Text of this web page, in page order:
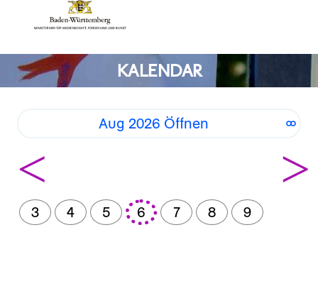
KALENDAR
Aug 2026 Öffnen
< >
3 4 5 6 7 8 9